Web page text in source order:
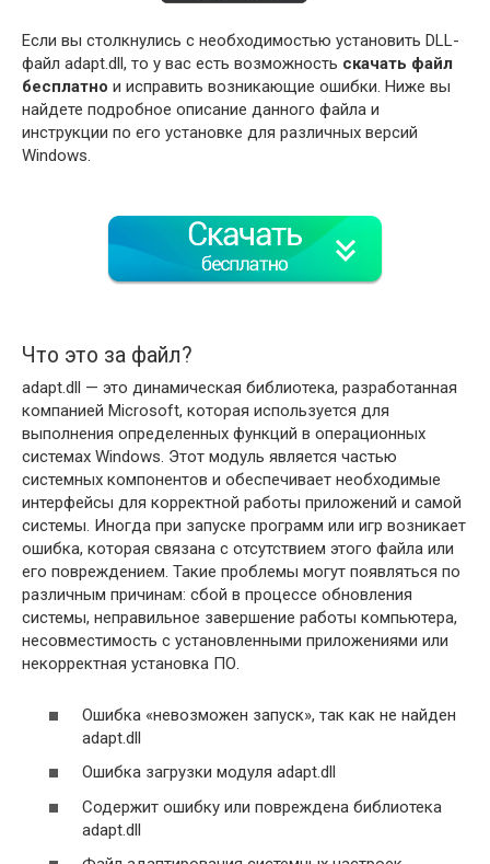
Если вы столкнулись с необходимостью установить DLL-
файл adapt.dll, то у вас есть возможность скачать файл
бесплатно и исправить возникающие ошибки. Ниже вы
найдете подробное описание данного файла и
инструкции по его установке для различных версий
Windows.
Что это за файл?
adapt.dll — это динамическая библиотека, разработанная
компанией Microsoft, которая используется для
выполнения определенных функций в операционных
системах Windows. Этот модуль является частью
системных компонентов и обеспечивает необходимые
интерфейсы для корректной работы приложений и самой
системы. Иногда при запуске программ или игр возникает
ошибка, которая связана с отсутствием этого файла или
его повреждением. Такие проблемы могут появляться по
различным причинам: сбой в процессе обновления
системы, неправильное завершение работы компьютера,
несовместимость с установленными приложениями или
некорректная установка ПО.
Ошибка «невозможен запуск», так как не найден
adapt.dll
Ошибка загрузки модуля adapt.dll
Содержит ошибку или повреждена библиотека
adapt.dll